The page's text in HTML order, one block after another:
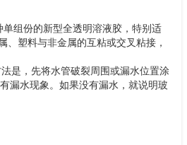
组份的新型全透明溶液胶，特别适
塑料与非金属的互粘或交叉粘接，
是，先将水管破裂周围或漏水位置涂
漏水现象。如果没有漏水，就说明玻